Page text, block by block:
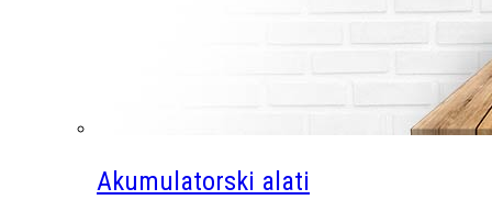
Akumulatorski alati